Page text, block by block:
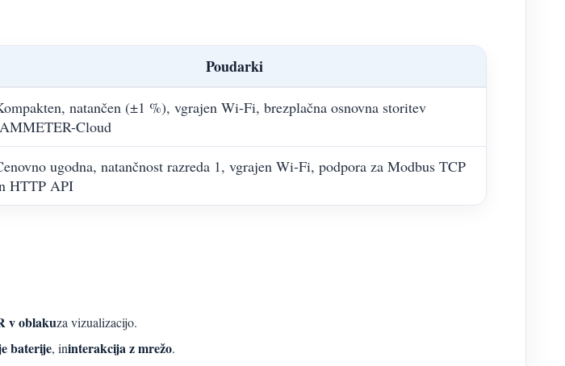
Poudarki
natančen (±1 %), vgrajen Wi-Fi, brezplačna osnovna storitev
Cloud
ugodna, natančnost razreda 1, vgrajen Wi-Fi, podpora za Modbus TCP
HTTP API
v oblakuza vizualizacijo.
baterije, ininterakcija z mrežo.